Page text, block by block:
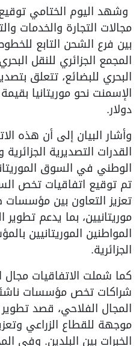
مجالات التجارة والخدمات
بين فرع الشحن التابع
المجمع الجزائري للنقل
دولار.
وأشار البيان إلى أن هذه
القدرات التصديرية
الوطني في السوق
تم توقيع اتفاقيات تخص
تعزيز التعاون بين مؤسسات
موريتانيين، بما يدعم
المواطنين الموريتانيين
الجزائرية.
كما شملت الاتفاقيات مجال
شراكات تخص مؤسسات
المجال الفلاحي، قصد
موجهة للقطاع الزراعي
الخبرات بين البلدين. وفي